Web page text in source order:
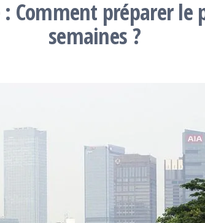
Comment préparer
semaines ?